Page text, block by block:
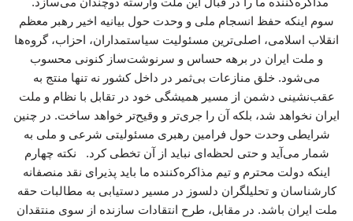
سوم اینکه حفظ انسجام ملی و وحدت حول بیانیه اخیر رهبر معظم
انقلاب اسلامی، اصلی‌ترین مسئولیت سیاستمداران، احزاب، گروه‌ها
و ملت ایران در برهه حساس و سرنوشت‌ساز کنونی محسوب
می‌شود. خلق منازعات بی‌ثمر در داخل کشور نه تنها منتج به
عقب‌نشینی دشمن از مسیر همیشگی خود در تقابل با نظام و ملت
ایران نخواهد شد، بلکه آن را جری‌تر و وقیح‌تر خواهد ساخت. در چنین
شرایطی وحدت حول فرامین رهبری مسئولیتی شرعی و ملی به
شمار می‌آید و حتی لحظه‌ای نباید از آن تخطی کرد. نکته چهارم
اینکه دولت محترم و تیم مذاکره‌کننده ما باید پذیرای نقد منصفانه
کارشناسان و تحلیلگران دلسوز در مسیر دستیابی به مطالبات حقه
ملت ایران باشد. در مقابل، طرح انتقادات سازنده از سوی منتقدان